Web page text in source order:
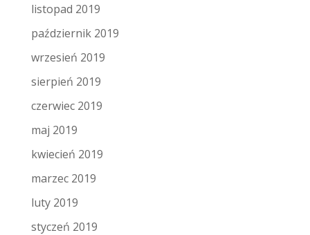
listopad 2019
październik 2019
wrzesień 2019
sierpień 2019
czerwiec 2019
maj 2019
kwiecień 2019
marzec 2019
luty 2019
styczeń 2019